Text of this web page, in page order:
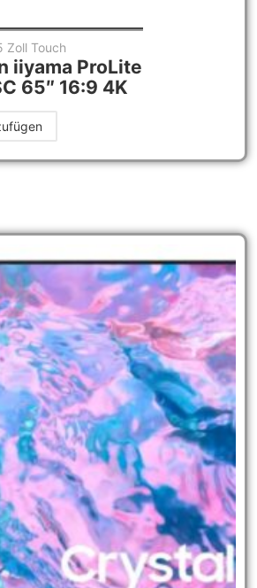
Zoll Touch
iiyama ProLite
65″ 16:9 4K